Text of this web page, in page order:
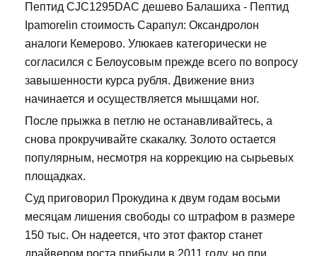
Пептид CJC1295DAC дешево Балашиха - Пептид
Ipamorelin стоимость Сарапул: Оксандролон
аналоги Кемерово. Улюкаев категорически не
согласился с Белоусовым прежде всего по вопросу
завышенности курса рубля. Движение вниз
начинается и осуществляется мышцами ног.
После прыжка в петлю не останавливайтесь, а
снова прокручивайте скакалку. Золото остается
популярным, несмотря на коррекцию на сырьевых
площадках.
Суд приговорил Прокудина к двум годам восьми
месяцам лишения свободы со штрафом в размере
150 тыс. Он надеется, что этот фактор станет
драйвером роста прибыли в 2011 году, но при